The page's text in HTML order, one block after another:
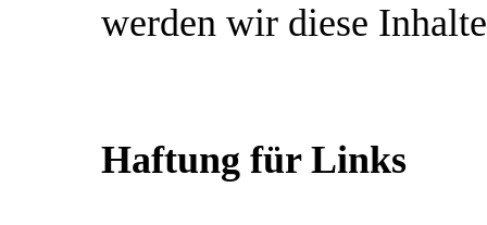
werden wir diese
Haftung für Links